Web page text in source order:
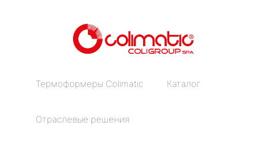
Термоформеры Colimatic Каталог
Отраслевые решения